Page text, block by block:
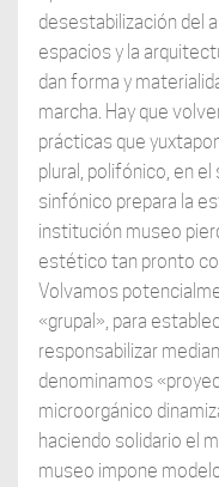
desestabilización del
espacios y la
dan forma y
marcha. Hay que
prácticas que
plural, polifónico, en
sinfónico prepara la
institución museo
estético tan pronto
Volvamos
«grupal», para
responsabilizar
denominamos
microorgánico
haciendo solidario el
museo impone